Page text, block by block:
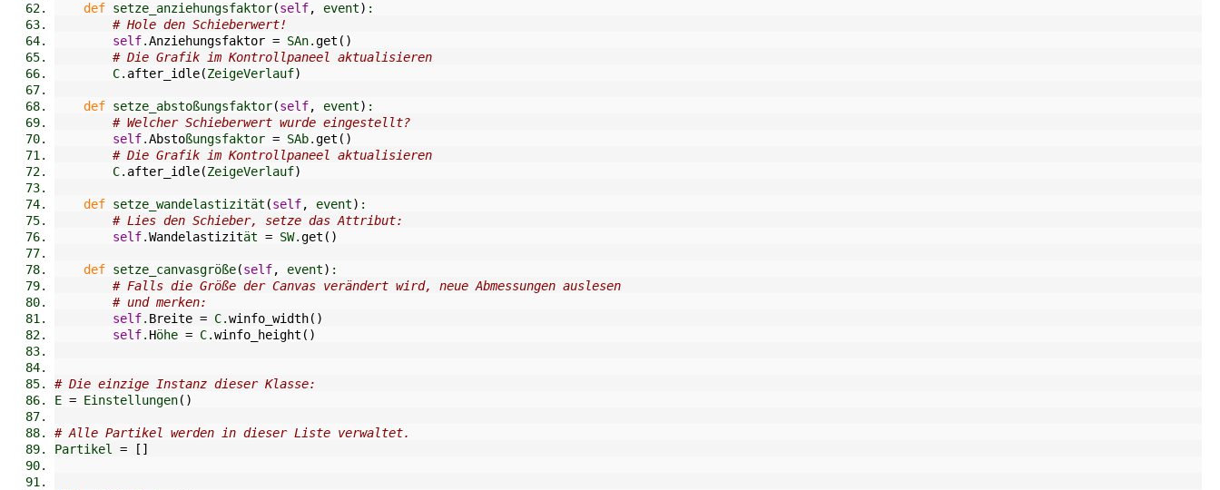
def setze_anziehungsfaktor(self, event) :
# Hole den Schieberwert!
self.Anziehungsfaktor = SAn.get ( )
# Die Grafik im Kontrollpaneel aktualisieren
        C.
after_idle(ZeigeVerlauf)
def setze_abstoßungsfaktor(self, event) :
# Welcher Schieberwert wurde eingestellt?
self.Abstoßungsfaktor = SAb.get ( )
# Die Grafik im Kontrollpaneel aktualisieren
        C.
after_idle(ZeigeVerlauf)
def setze_wandelastizität (self, event) :
# Lies den Schieber, setze das Attribut:
self.Wandelastizität = SW.get ( )
def setze_canvasgröße(self, event) :
# Falls die Größe der Canvas verändert wird, neue Abmessungen auslesen
# und merken:
self. Breite = C.winfo_width( )
self. Höhe = C.winfo_height ( )
# Die einzige Instanz dieser Klasse:
E = Einstellungen( )
# Alle Partikel werden in dieser Liste verwaltet.
Partikel = [ ]